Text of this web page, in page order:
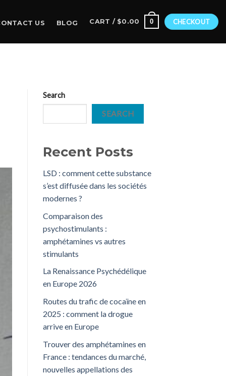
US BLOG CART / $0.00 0 CHECKOUT
Search
SEARCH
Recent Posts
LSD : comment cette substance
s’est diffusée dans les sociétés
modernes ?
Comparaison des
psychostimulants :
amphétamines vs autres
stimulants
La Renaissance Psychédélique
en Europe 2026
Routes du trafic de cocaïne en
2025 : comment la drogue
arrive en Europe
Trouver des amphétamines en
France : tendances du marché,
nouvelles appellations des